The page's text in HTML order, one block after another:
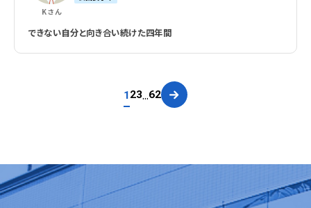
Kさん
できない自分と向き合い続けた四年間
123...62